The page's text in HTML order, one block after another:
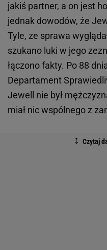
jakiś partner, a on jest
jednak dowodów, że
Tyle, ze sprawa
szukano luki w jego
łączono fakty. Po 88
Departament
Jewell nie był
miał nic wspólnego z